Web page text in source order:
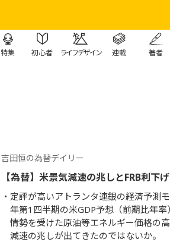
特集 初心者 ライフデザイン 連載 著者
吉田恒の為替デイリー
【為替】米景気減速の兆しとFRB利下げ
定評が高いアトランタ連銀の経済予測
年第1四半期の米GDP予想（前期比年
情勢を受けた原油等エネルギー価格の
減速の兆しが出てきたのではないか。